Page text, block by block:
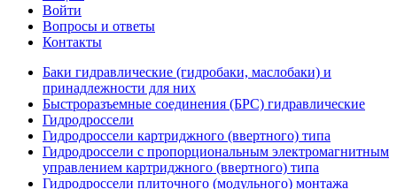
Войти
Вопросы и ответы
Контакты
Баки гидравлические (гидробаки, маслобаки) и
принадлежности для них
Быстроразъемные соединения (БРС) гидравлические
Гидродроссели
Гидродроссели картриджного (ввертного) типа
Гидродроссели с пропорциональным электромагнитным
управлением картриджного (ввертного) типа
Гидродроссели плиточного (модульного) монтажа